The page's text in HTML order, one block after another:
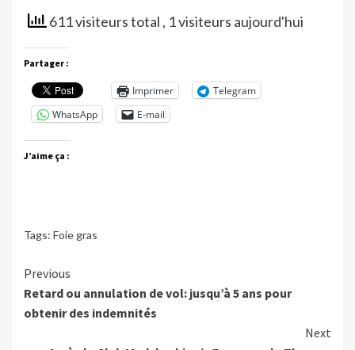
611 visiteurs total , 1 visiteurs aujourd'hui
Partager :
Imprimer
Telegram
WhatsApp
E-mail
J’aime ça :
Tags: Foie gras
Continue
Reading
Previous
Retard ou annulation de vol: jusqu’à 5 ans pour
obtenir des indemnités
Next